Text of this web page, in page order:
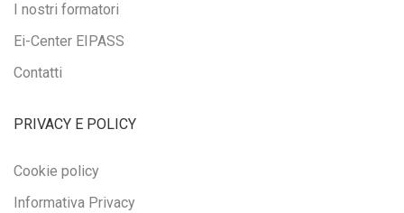
I nostri formatori
Ei-Center EIPASS
Contatti
PRIVACY E POLICY
Cookie policy
Informativa Privacy